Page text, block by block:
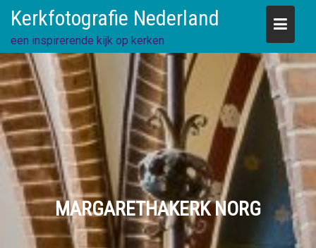
content
Kerkfotografie Nederland
een inspirerende kijk op kerken
MARGARETHAKERK NORG